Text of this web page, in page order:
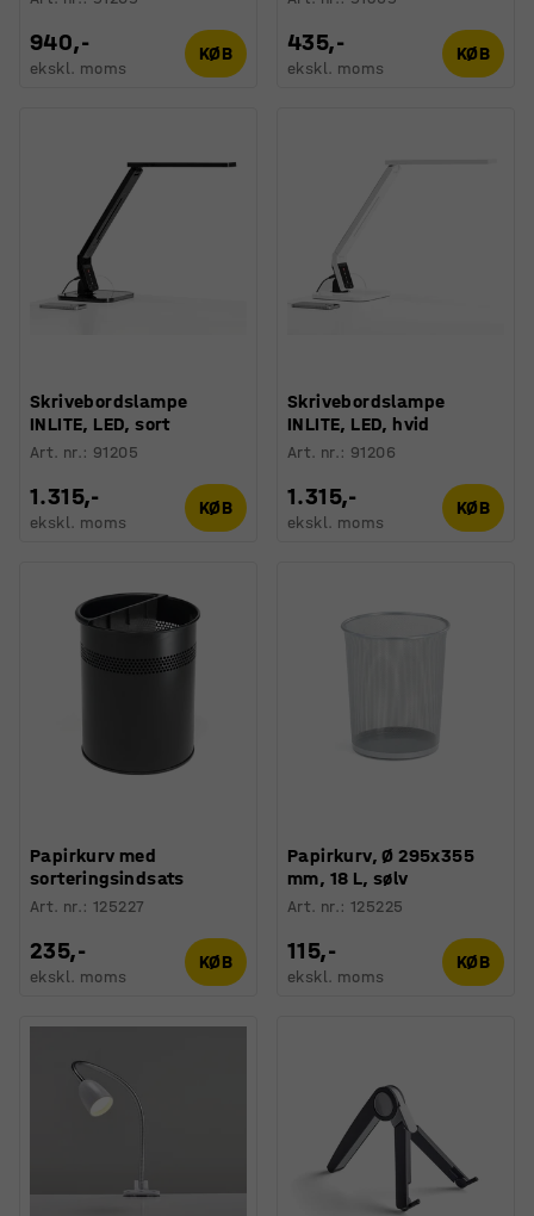
940,-
ekskl. moms
KØB 435,-
ekskl. moms
KØB
Skrivebordslampe
INLITE, LED, sort
Art. nr.: 91205
1.315,-
ekskl. moms
KØB
Skrivebordslampe
INLITE, LED, hvid
Art. nr.: 91206
1.315,-
ekskl. moms
KØB
Papirkurv med
sorteringsindsats
Art. nr.:125227
235,-
ekskl. moms
KØB
Papirkurv, Ø 295x355
mm, 18 L, sølv
Art. nr.:125225
115,-
ekskl. moms
KØB